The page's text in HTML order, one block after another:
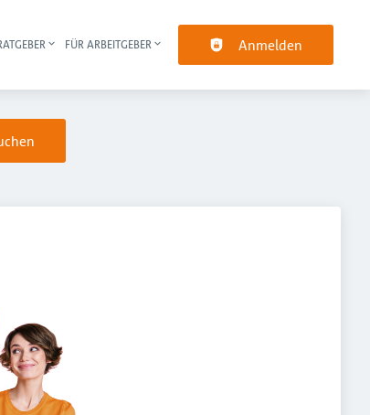
FÜR ARBEITGEBER Anmelden